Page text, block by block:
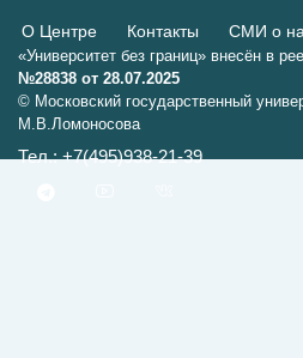
О Центре Контакты СМИ о
«Университет без границ» внесён в
№28838 от 28.07.2025
© Московский государственный
М.В.Ломоносова
Тел.: +7(495)938-21-39